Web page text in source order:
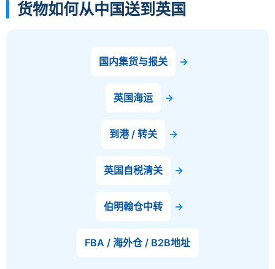
货物如何从中国送到英国
国内集货与报关 →
英国海运 →
到港 / 转关 →
英国自税清关 →
伯明翰仓中转 →
FBA / 海外仓 / B2B地址